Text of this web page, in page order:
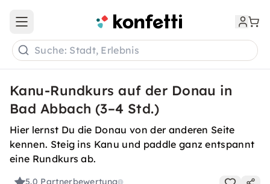
Open main menu
Suche: Stadt, Erlebnis
Kanu-Rundkurs auf der Donau in
Bad Abbach (3–4 Std.)
Hier lernst Du die Donau von der anderen Seite
kennen. Steig ins Kanu und paddle ganz entspannt
eine Rundkurs ab.
5.0 Partnerbewertung